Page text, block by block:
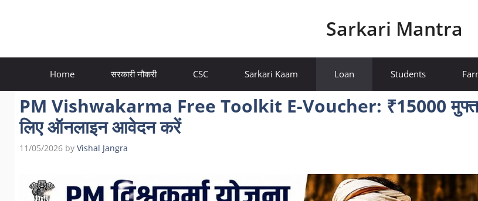
Sarkari Mantra
Home सरकारी नौकरी CSC Sarkari Kaam Loan Students
PM Vishwakarma Free Toolkit E-Voucher: ₹15000 मुफ्त
लिए ऑनलाइन आवेदन करें
11/05/2026 by Vishal Jangra